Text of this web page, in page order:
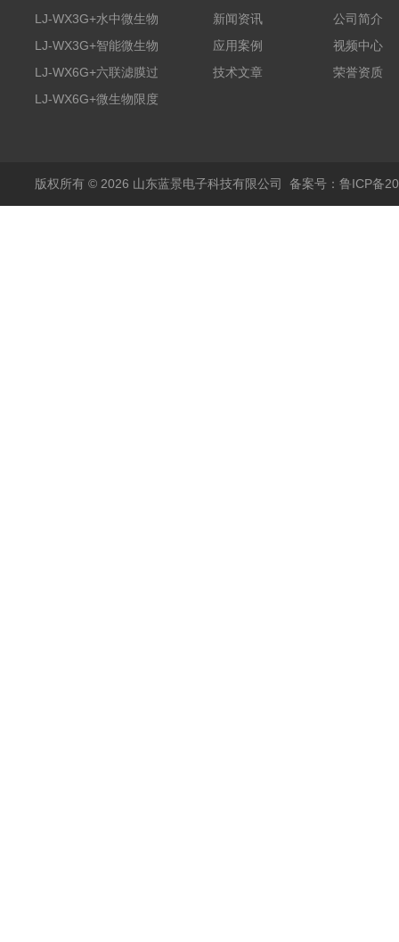
LJ-WX3G+水中微生物
膜过滤装置
LJ-WX3G+智能微生物
限度仪
LJ-WX6G+六联滤膜过
滤器
LJ-WX6G+微生物限度
新闻资讯
应用案例
技术文章
公司简介
视频中心
荣誉资质
版权所有 © 2026 山东蓝景电子科技有限公司 备案号：鲁ICP备